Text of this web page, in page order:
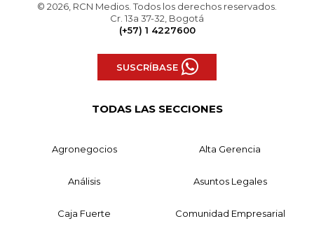
© 2026, RCN Medios. Todos los derechos reservados.
Cr. 13a 37-32, Bogotá
(+57) 1 4227600
SUSCRÍBASE
TODAS LAS SECCIONES
Agronegocios Alta Gerencia
Análisis Asuntos Legales
Caja Fuerte Comunidad Empresarial